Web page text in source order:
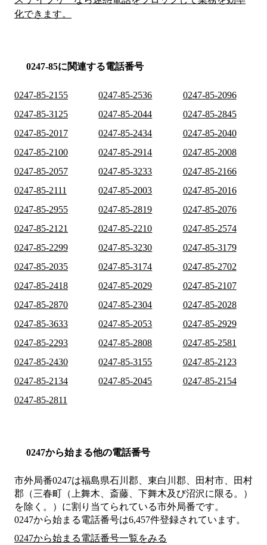
化できます。
0247-85に関連する電話番号
0247-85-2155 0247-85-2536
0247-85-2096
0247-85-3125
0247-85-2044
0247-85-2845
0247-85-2017
0247-85-2434
0247-85-2040
0247-85-2100
0247-85-2914
0247-85-2008
0247-85-2057
0247-85-3233
0247-85-2166
0247-85-2111
0247-85-2003
0247-85-2016
0247-85-2955
0247-85-2819
0247-85-2076
0247-85-2121
0247-85-2210
0247-85-2574
0247-85-2299
0247-85-3230
0247-85-3179
0247-85-2035
0247-85-3174
0247-85-2702
0247-85-2418
0247-85-2029
0247-85-2107
0247-85-2870
0247-85-2304
0247-85-2028
0247-85-3633
0247-85-2053
0247-85-2929
0247-85-2293
0247-85-2808
0247-85-2581
0247-85-2430
0247-85-3155
0247-85-2123
0247-85-2134
0247-85-2045
0247-85-2154
0247-85-2811
0247から始まる他の電話番号
市外局番0247は福島県石川郡、東白川郡、田村市、田村
郡（三春町（上舞木、斎藤、下舞木及び沼沢に限る。）
を除く。） に割り当てられている市外局番です。
0247から始まる電話番号は6,457件登録されています。
0247から始まる電話番号一覧をみる